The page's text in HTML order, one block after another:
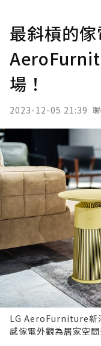
最斜槓的
場！
2023-12-05 21:39
LG AeroFurniture新
感傢電外觀為居家空間